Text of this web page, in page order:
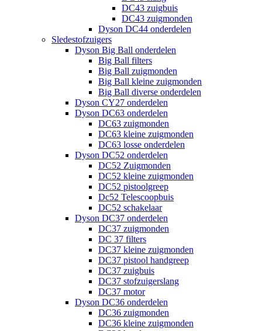
DC43 zuigbuis
DC43 zuigmonden
Dyson DC44 onderdelen
Sledestofzuigers
Dyson Big Ball onderdelen
Big Ball filters
Big Ball zuigmonden
Big Ball kleine zuigmonden
Big Ball diverse onderdelen
Dyson CY27 onderdelen
Dyson DC63 onderdelen
DC63 zuigmonden
DC63 kleine zuigmonden
DC63 losse onderdelen
Dyson DC52 onderdelen
DC52 Zuigmonden
DC52 kleine zuigmonden
DC52 pistoolgreep
Dc52 Telescoopbuis
DC52 schakelaar
Dyson DC37 onderdelen
DC37 zuigmonden
DC 37 filters
DC37 kleine zuigmonden
DC37 pistool handgreep
DC37 zuigbuis
DC37 stofzuigerslang
DC37 motor
Dyson DC36 onderdelen
DC36 zuigmonden
DC36 kleine zuigmonden